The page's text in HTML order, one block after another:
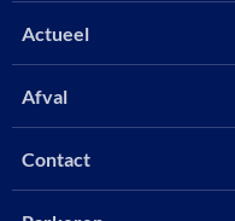
Actueel
Afval
Contact